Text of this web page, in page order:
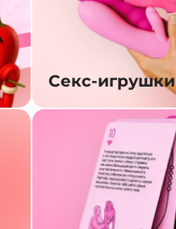
Секс-игрушки